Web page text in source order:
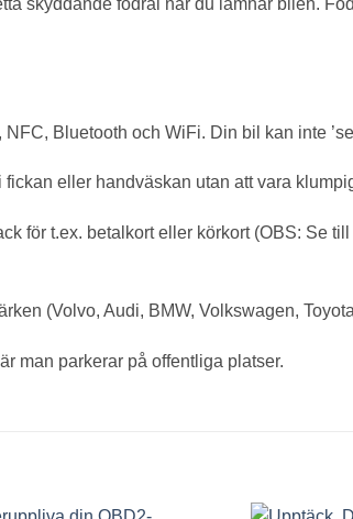
skyddande fodral när du lämnar bilen.
NFC, Bluetooth och WiFi. Din bil kan inte
fickan eller handväskan utan att vara
för t.ex. betalkort eller körkort (OBS: Se
(Volvo, Audi, BMW, Volkswagen,
man parkerar på offentliga platser.